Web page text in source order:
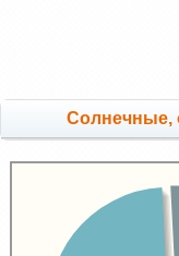
Cолнечные,